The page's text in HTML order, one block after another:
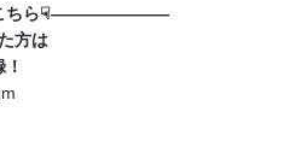
ちら☟———————
方は